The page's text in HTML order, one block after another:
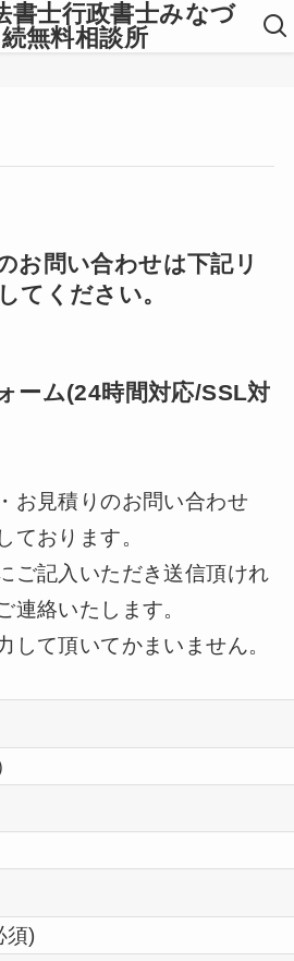
書士行政書士みなづ
無料相談所
お問い合わせは下記リ
てください。
ーム(24時間対応/SSL対
お見積りのお問い合わせ
ております。
ご記入いただき送信頂けれ
連絡いたします。
して頂いてかまいません。
須)